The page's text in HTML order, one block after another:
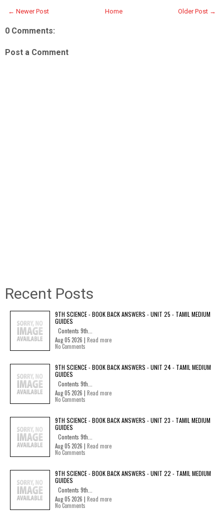
← Newer Post Older Post →
Home
0 Comments:
Post a Comment
Recent Posts
9TH SCIENCE - BOOK BACK ANSWERS - UNIT 25 - TAMIL MEDIUM
GUIDES
Contents 9th...
Aug 05 2026 | Read more
No Comments
9TH SCIENCE - BOOK BACK ANSWERS - UNIT 24 - TAMIL MEDIUM
GUIDES
Contents 9th...
Aug 05 2026 | Read more
No Comments
9TH SCIENCE - BOOK BACK ANSWERS - UNIT 23 - TAMIL MEDIUM
GUIDES
Contents 9th...
Aug 05 2026 | Read more
No Comments
9TH SCIENCE - BOOK BACK ANSWERS - UNIT 22 - TAMIL MEDIUM
GUIDES
Contents 9th...
Aug 05 2026 | Read more
No Comments